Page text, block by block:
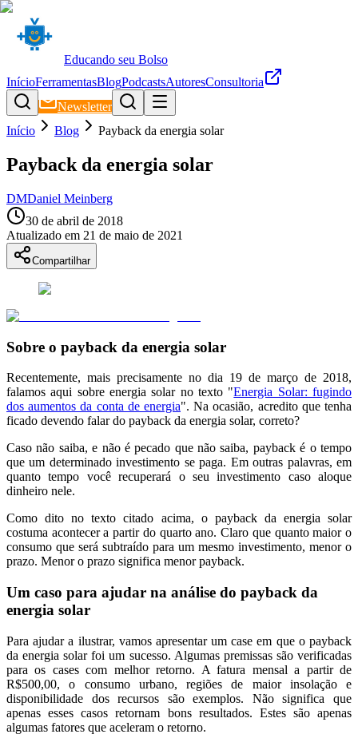
Educando seu Bolso
InícioFerramentasBlogPodcastsAutoresConsultoria
Newsletter
Início
Blog Payback da energia solar
Payback da energia solar
DMDaniel Meinberg
30 de abril de 2018
Atualizado em 21 de maio de 2021
Compartilhar
Sobre o payback da energia solar
Recentemente, mais precisamente no dia 19 de março de 2018,
falamos aqui sobre energia solar no texto "Energia Solar: fugindo
dos aumentos da conta de energia". Na ocasião, acredito que tenha
ficado devendo falar do payback da energia solar, correto?
Caso não saiba, e não é pecado que não saiba, payback é o tempo
que um determinado investimento se paga. Em outras palavras, em
quanto tempo você recuperará o seu investimento caso aloque
dinheiro nele.
Como dito no texto citado acima, o payback da energia solar
costuma acontecer a partir do quarto ano. Claro que quanto maior o
consumo que será subtraído para um mesmo investimento, menor o
prazo. Menor o prazo significa menor payback.
Um caso para ajudar na análise do payback da
energia solar
Para ajudar a ilustrar, vamos apresentar um case em que o payback
da energia solar foi um sucesso. Algumas premissas são verificadas
para os cases com melhor retorno. A fatura mensal a partir de
R$500,00, o consumo urbano, regiões de maior insolação e
disponibilidade dos recursos são exemplos. Não significa que
apenas esses casos retornam bons resultados. Estes são apenas
algumas fatores que aceleram o retorno.